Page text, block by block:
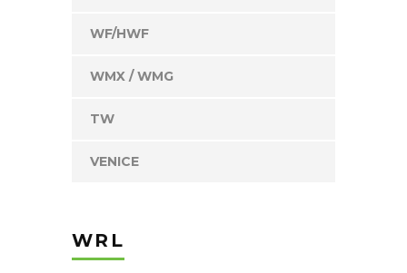
WF/HWF
WMX / WMG
TW
VENICE
WRL